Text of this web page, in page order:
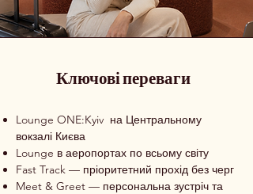
Ключові переваги
Lounge ONE:Kyiv на Центральному
вокзалі Києва
Lounge в аеропортах по всьому світу
Fast Track — пріоритетний прохід без черг
Meet & Greet — персональна зустріч та